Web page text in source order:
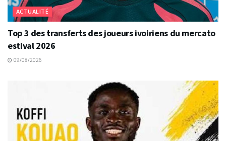
ACTUALITÉ
Top 3 des transferts des joueurs ivoiriens du mercato
estival 2026
09/08/2026